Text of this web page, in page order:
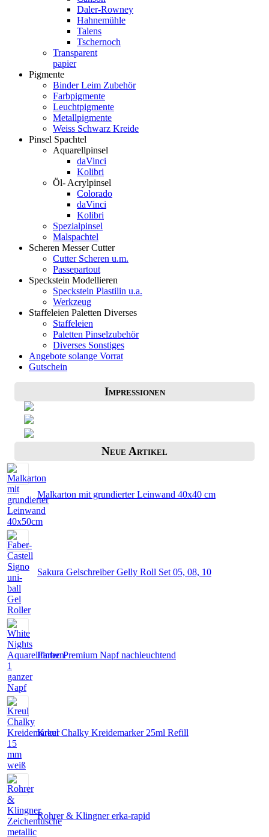
Daler-Rowney
Hahnemühle
Talens
Tschernoch
Transparent
papier
Pigmente
Binder Leim Zubehör
Farbpigmente
Leuchtpigmente
Metallpigmente
Weiss Schwarz Kreide
Pinsel Spachtel
Aquarellpinsel
daVinci
Kolibri
Öl- Acrylpinsel
Colorado
daVinci
Kolibri
Spezialpinsel
Malspachtel
Scheren Messer Cutter
Cutter Scheren u.m.
Passepartout
Speckstein Modellieren
Speckstein Plastilin u.a.
Werkzeug
Staffeleien Paletten Diverses
Staffeleien
Paletten Pinselzubehör
Diverses Sonstiges
Angebote solange Vorrat
Gutschein
Impressionen
Neue Artikel
Malkarton mit grundierter Leinwand 40x40 cm
Sakura Gelschreiber Gelly Roll Set 05, 08, 10
Fintec Premium Napf nachleuchtend
Kreul Chalky Kreidemarker 25ml Refill
Rohrer & Klingner erka-rapid